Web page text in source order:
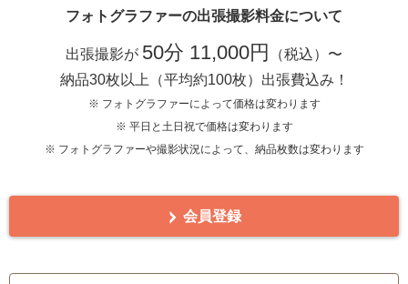
フォトグラファーの出張撮影料金について
出張撮影が 50分 11,000円
（税込）〜
納品30枚以上（平均約100枚）出張費込み！
※ フォトグラファーによって価格は変わります
※ 平日と土日祝で価格は変わります
※ フォトグラファーや撮影状況によって、納品枚数は変わります
会員登録